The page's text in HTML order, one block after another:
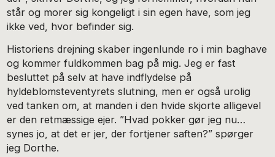
står og morer sig kongeligt i sin egen have, som jeg
ikke ved, hvor befinder sig.
Historiens drejning skaber ingenlunde ro i min baghave
og kommer fuldkommen bag på mig. Jeg er fast
besluttet på selv at have indflydelse på
hyldeblomsteventyrets slutning, men er også urolig
ved tanken om, at manden i den hvide skjorte alligevel
er den retmæssige ejer. ”Hvad pokker gør jeg nu…
synes jo, at det er jer, der fortjener saften?” spørger
jeg Dorthe.